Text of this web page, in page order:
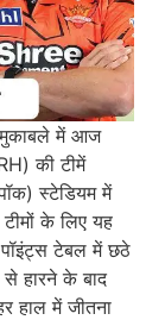
में आज
की टीमें
स्टेडियम में
के लिए यह
पॉइंट्स टेबल में छठे
हारने के बाद
हाल में जीतना